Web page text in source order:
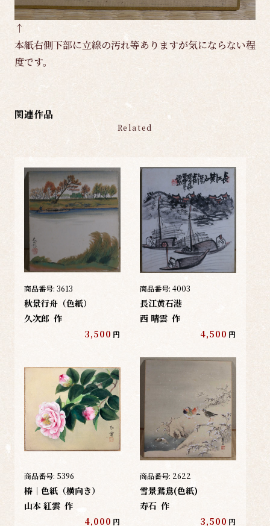
↑
本紙右側下部に立線の汚れ等ありますが気にならない程
度です。
関連作品
Related
商品番号: 3613
秋景行舟（色紙）
久次郎 作
3,500 円
商品番号: 4003
長江黄石港
西 晴雲 作
4,500 円
商品番号: 5396
椿｜色紙（横向き）
山本 紅雲 作
4,000 円
商品番号: 2622
雪景鴛鴦(色紙)
寿石 作
3,500 円